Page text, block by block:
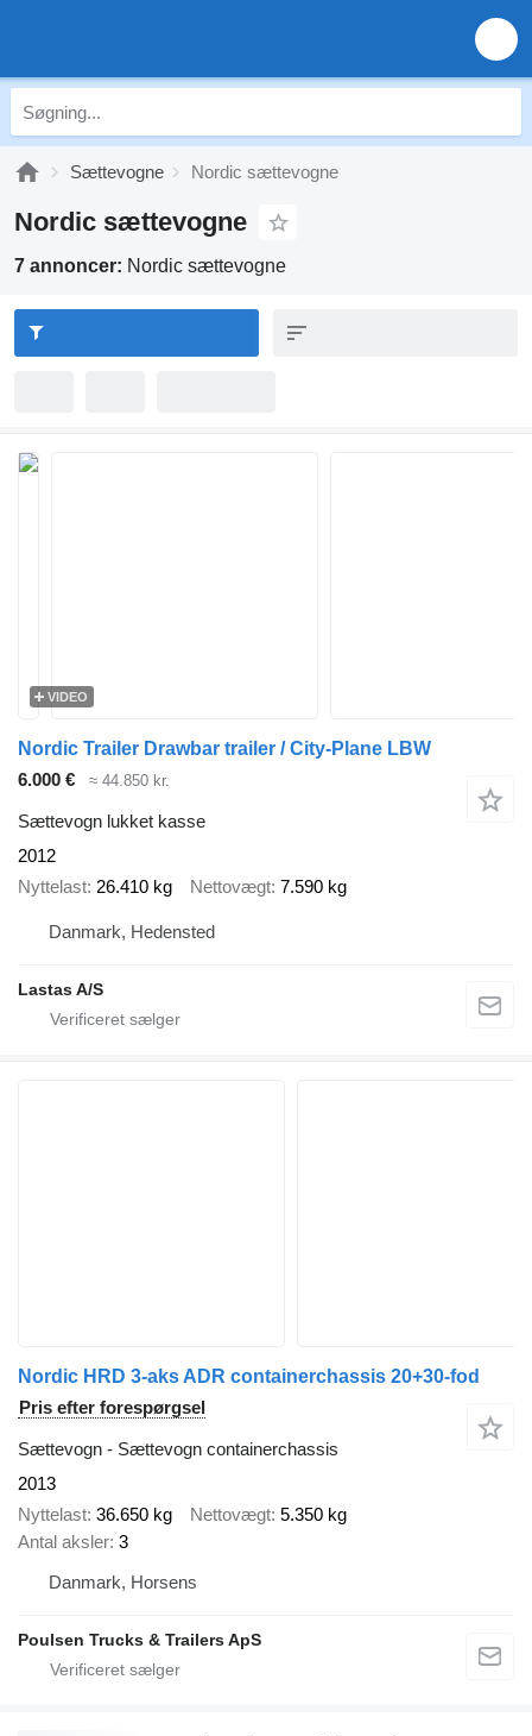
Sættevogne Nordic sættevogne
Nordic sættevogne
7 annoncer: Nordic sættevogne
VIDEO
Nordic Trailer Drawbar trailer / City-Plane LBW
6.000 €
≈ 44.850 kr.
Sættevogn lukket kasse
2012
Nyttelast 26.410 kg Nettovægt 7.590 kg
Danmark, Hedensted
Lastas A/S
Nordic HRD 3-aks ADR containerchassis 20+30-fod
Pris efter forespørgsel
Sættevogn - Sættevogn containerchassis
2013
Nyttelast 36.650 kg Nettovægt 5.350 kg
Antal aksler 3
Danmark, Horsens
Poulsen Trucks & Trailers ApS